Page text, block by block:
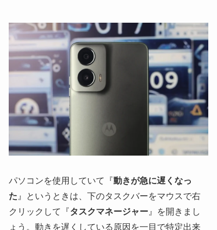
パソコンを使用していて『動きが急に遅くなっ
た 』というときは、下のタスクバーをマウスで右
クリックして『 タスクマネージャー 』を開きまし
ょう。動きを遅くしている原因を一目で特定出来